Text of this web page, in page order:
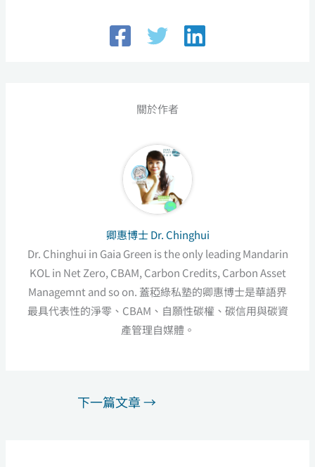
關於作者
卿惠博士 Dr. Chinghui
Dr. Chinghui in Gaia Green is the only leading Mandarin
KOL in Net Zero, CBAM, Carbon Credits, Carbon Asset
Managemnt and so on. 蓋稏綠私塾的卿惠博士是華語界
最具代表性的淨零、CBAM、自願性碳權、碳信用與碳資
產管理自媒體。
下一篇文章→